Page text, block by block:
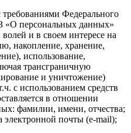
Федерального
«О персональных данных»
и в своем интересе на
накопление, хранение,
использование,
трансграничную
и уничтожение)
с использованием средств
в отношении
фамилии, имени, отчества;
электронной почты (e-mail);